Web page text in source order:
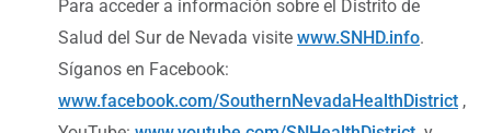
Para acceder a información sobre el Distrito de
Salud del Sur de Nevada visite www.SNHD.info.
Síganos en Facebook:
www.facebook.com/SouthernNevadaHealthDistrict ,